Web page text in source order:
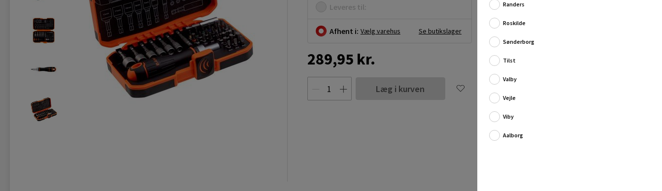
Leveres til:
Afhent i: Vælg varehus Se butikslager
289,95 kr.
Læg i kurven
Randers
Roskilde
Sønderborg
Tilst
Valby
Vejle
Viby
Aalborg